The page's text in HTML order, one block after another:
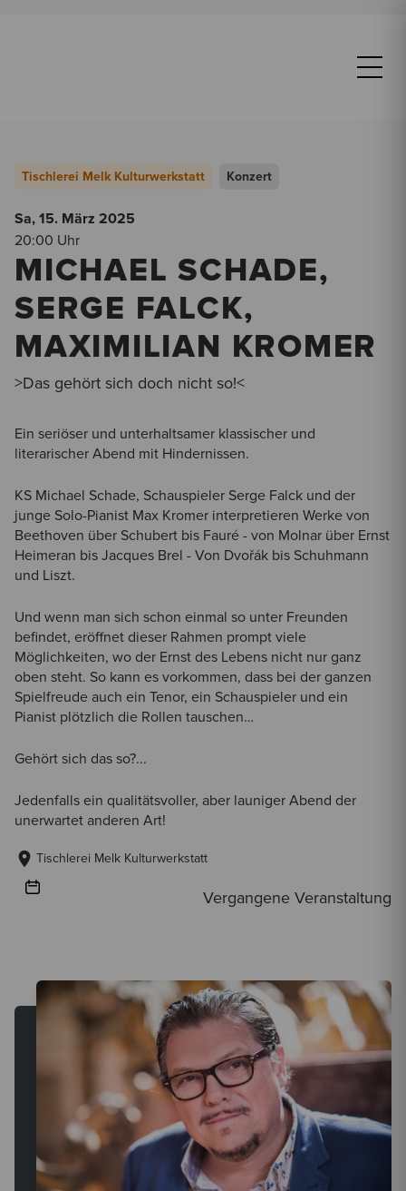
Tischlerei Melk Kulturwerkstatt Konzert
Sa, 15. März 2025
20:00 Uhr
MICHAEL SCHADE,
SERGE FALCK,
MAXIMILIAN KROMER
>Das gehört sich doch nicht so!<
Ein seriöser und unterhaltsamer klassischer und
literarischer Abend mit Hindernissen.
KS Michael Schade, Schauspieler Serge Falck und der
junge Solo-Pianist Max Kromer interpretieren Werke von
Beethoven über Schubert bis Fauré - von Molnar über Ernst
Heimeran bis Jacques Brel - Von Dvořák bis Schuhmann
und Liszt.
Und wenn man sich schon einmal so unter Freunden
befindet, eröffnet dieser Rahmen prompt viele
Möglichkeiten, wo der Ernst des Lebens nicht nur ganz
oben steht. So kann es vorkommen, dass bei der ganzen
Spielfreude auch ein Tenor, ein Schauspieler und ein
Pianist plötzlich die Rollen tauschen…
Gehört sich das so?...
Jedenfalls ein qualitätsvoller, aber launiger Abend der
unerwartet anderen Art!
Tischlerei Melk Kulturwerkstatt
Vergangene Veranstaltung